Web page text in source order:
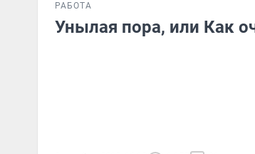
РАБОТА
Унылая пора, или Как